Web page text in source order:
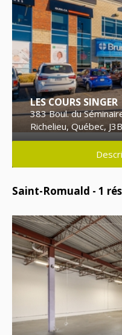
LES COURS SINGER
383 Boul. du
Richelieu, Québec,
Saint-Romuald - 1